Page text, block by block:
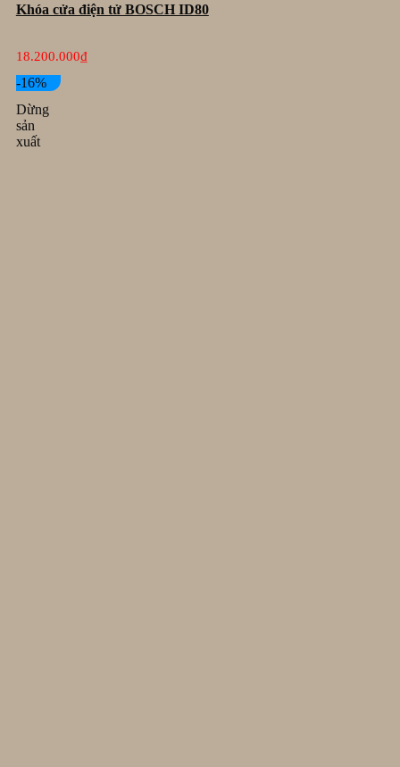
Khóa cửa điện tử BOSCH ID80
18.200.000₫
-16%
Dừng
sản
xuất